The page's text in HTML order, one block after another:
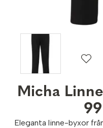
Micha
Eleganta linne-byxor